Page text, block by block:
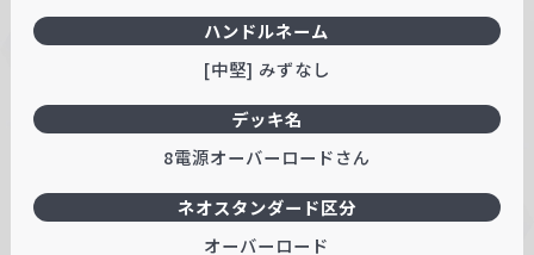
ハンドルネーム
[中堅] みずなし
デッキ名
8電源オーバーロードさん
ネオスタンダード区分
オーバーロード